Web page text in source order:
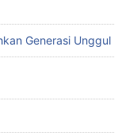
Generasi Unggul